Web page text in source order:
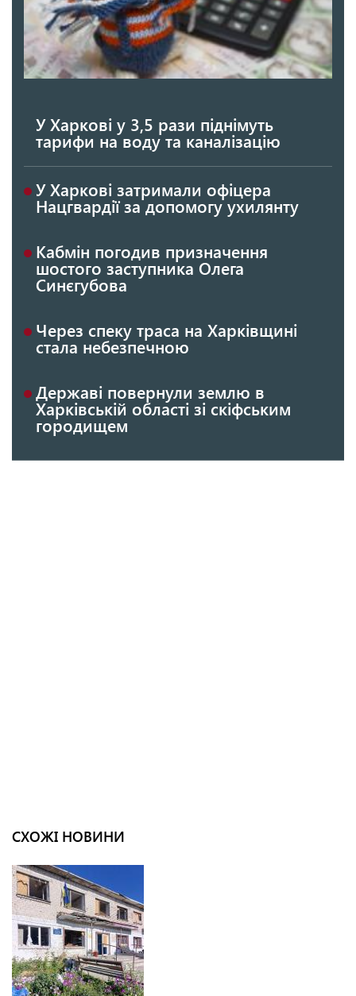
У Харкові у 3,5 рази піднімуть
тарифи на воду та каналізацію
У Харкові затримали офіцера
Нацгвардії за допомогу ухилянту
Кабмін погодив призначення
шостого заступника Олега
Синєгубова
Через спеку траса на Харківщині
стала небезпечною
Державі повернули землю в
Харківській області зі скіфським
городищем
СХОЖІ НОВИНИ